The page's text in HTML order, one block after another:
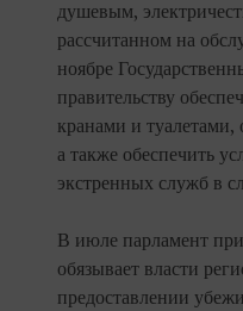
душевым,
рассчитанном на
ноябре
правительству
кранами и туалетами,
а также обеспечить
экстренных служб в
В июле парламент
обязывает власти
предоставлении